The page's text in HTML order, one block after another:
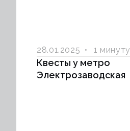
28.01.2025 1 минуту
Квесты у метро
Электрозаводская